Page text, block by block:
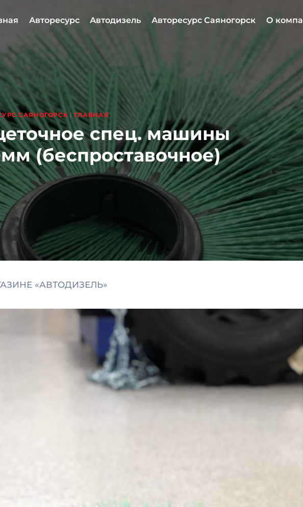
Авторесурс Автодизель Авторесурс Саяногорск О
САЯНОГОРСК | ГЛАВНАЯ
спец. машины
(беcпроставочное)
«АВТОДИЗЕЛЬ»